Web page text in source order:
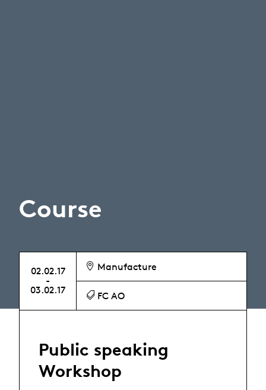
Course
02.02.17
-
03.02.17
Manufacture
FC AO
Public speaking
Workshop